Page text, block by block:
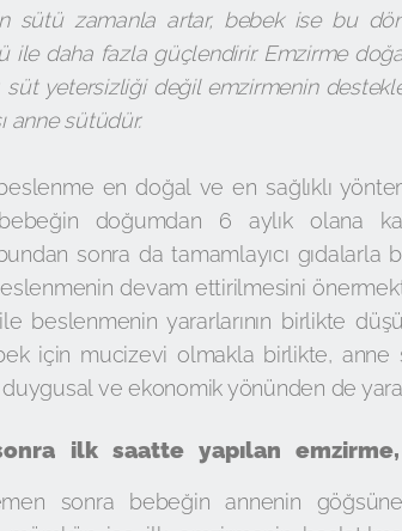
sütü zamanla artar, bebek ise bu
ile daha fazla güçlendirir. Emzirme
süt yetersizliği değil emzirmenin
anne sütüdür.
en doğal ve en sağlıklı
doğumdan 6 aylık olana
sonra da tamamlayıcı
devam ettirilmesini
beslenmenin yararlarının birlikte
için mucizevi olmakla birlikte, anne
ve ekonomik yönünden de
ilk saatte yapılan
sonra bebeğin annenin